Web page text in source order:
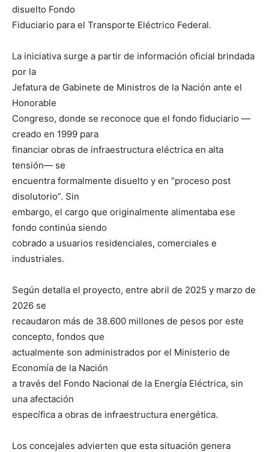
disuelto Fondo
Fiduciario para el Transporte Eléctrico Federal.
La iniciativa surge a partir de información oficial brindada
por la
Jefatura de Gabinete de Ministros de la Nación ante el
Honorable
Congreso, donde se reconoce que el fondo fiduciario —
creado en 1999 para
financiar obras de infraestructura eléctrica en alta
tensión— se
encuentra formalmente disuelto y en “proceso post
disolutorio”. Sin
embargo, el cargo que originalmente alimentaba ese
fondo continúa siendo
cobrado a usuarios residenciales, comerciales e
industriales.
Según detalla el proyecto, entre abril de 2025 y marzo de
2026 se
recaudaron más de 38.600 millones de pesos por este
concepto, fondos que
actualmente son administrados por el Ministerio de
Economía de la Nación
a través del Fondo Nacional de la Energía Eléctrica, sin
una afectación
específica a obras de infraestructura energética.
Los concejales advierten que esta situación genera